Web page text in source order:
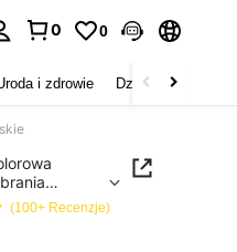
0 0
i zdrowie Dzieci
(100+ Recenzje)